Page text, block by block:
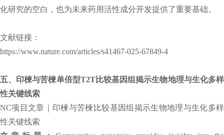
化研究的空白，也为未来药用活性成分开发提供了重要基础。
文献链接：
https://www.nature.com/articles/s41467-025-67849-4
五、印楝与苦楝单倍型T2T比较基因组揭示生物地理与生化多样
性关键线索
NC项目文章｜印楝与苦楝比较基因组揭示生物地理与生化多样
性关键线索